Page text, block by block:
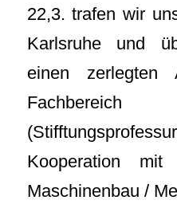
22,3. trafen wir
Karlsruhe und
einen zerlegten
Kooperation mit
Maschinenbau /